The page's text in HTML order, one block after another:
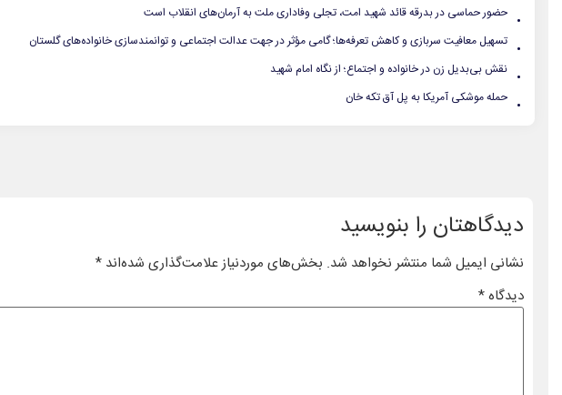
. حضور حماسی در بدرقه قائد شهید امت، تجلی وفاداری ملت به آرمان‌های انقلاب است
. تسهیل معافیت سربازی و کاهش تعرفه‌ها؛ گامی مؤثر در جهت عدالت اجتماعی و توانمندسازی خانواده‌های گلستان
. نقش بی‌بدیل زن در خانواده و اجتماع؛ از نگاه امام شهید
. حمله موشکی آمریکا به پل آق تکه خان
دیدگاهتان را بنویسید
نشانی ایمیل شما منتشر نخواهد شد. بخش‌های موردنیاز علامت‌گذاری شده‌اند*
دیدگاه*